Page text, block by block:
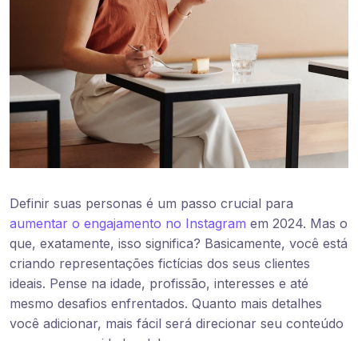
Definir suas personas é um passo crucial para
aumentar o engajamento no Instagram em 2024. Mas o
que, exatamente, isso significa? Basicamente, você está
criando representações fictícias dos seus clientes
ideais. Pense na idade, profissão, interesses e até
mesmo desafios enfrentados. Quanto mais detalhes
você adicionar, mais fácil será direcionar seu conteúdo